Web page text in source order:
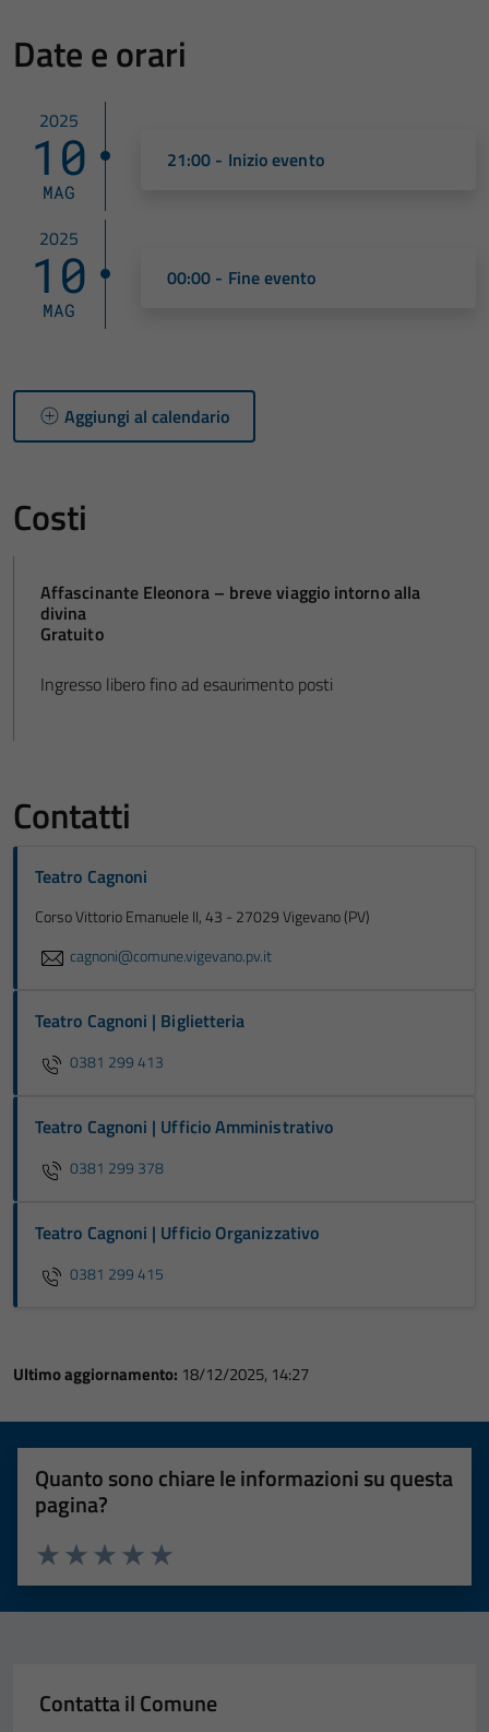
Date e orari
2025
10
MAG
21:00 - Inizio evento
2025
10
MAG
00:00 - Fine evento
Aggiungi al calendario
Costi
Affascinante Eleonora – breve viaggio intorno alla
divina
Gratuito
Ingresso libero fino ad esaurimento posti
Contatti
Teatro Cagnoni
Corso Vittorio Emanuele II, 43 - 27029 Vigevano (PV)
cagnoni@comune.vigevano.pv.it
Teatro Cagnoni | Biglietteria
0381 299 413
Teatro Cagnoni | Ufficio Amministrativo
0381 299 378
Teatro Cagnoni | Ufficio Organizzativo
0381 299 415
Ultimo aggiornamento: 18/12/2025, 14:27
Quanto sono chiare le informazioni su questa
pagina?
Valuta 5 stelle su 5
Valuta 4 stelle su 5
Valuta 3 stelle su 5
Valuta 2 stelle su 5
Valuta 1 stelle su 5
Contatta il Comune